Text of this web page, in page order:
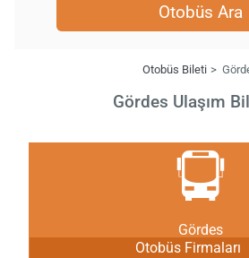
Otobüs Ara
Otobüs Bileti
Gördes Ulaşım
Gördes
Otobüs Firmaları